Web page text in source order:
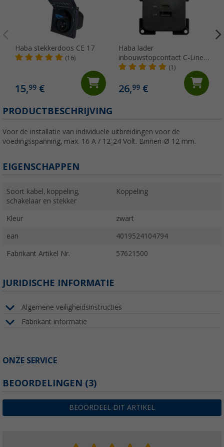
Haba stekkerdoos CE 17
(16)
15,99 €
Haba lader
inbouwstopcontact C-Line
dual USB-A en USB-C 10-24
(1)
26,99€
PRODUCTBESCHRIJVING
Voor de installatie van individuele uitbreidingen voor de
voedingsspanning, max. 16 A / 12-24 Volt. Binnen-Ø 12 mm.
EIGENSCHAPPEN
Soort kabel, koppeling,
schakelaar en stekker
Koppeling
Kleur zwart
ean 4019524104794
Fabrikant Artikel Nr. 57621500
JURIDISCHE INFORMATIE
Algemene veiligheidsinstructies
Fabrikant informatie
ONZE SERVICE
BEOORDELINGEN (3)
BEOORDEEL DIT ARTIKEL